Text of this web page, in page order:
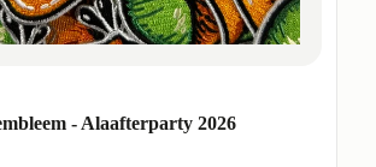
- Alaafterparty 2026